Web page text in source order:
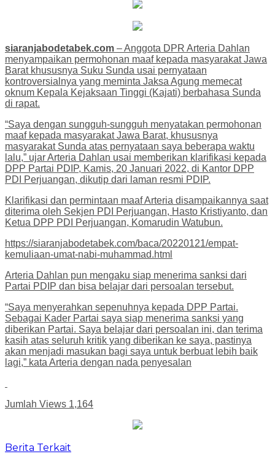
siaranjabodetabek.com – Anggota DPR Arteria Dahlan
menyampaikan permohonan maaf kepada masyarakat Jawa
Barat khususnya Suku Sunda usai pernyataan
kontroversialnya yang meminta Jaksa Agung memecat
oknum Kepala Kejaksaan Tinggi (Kajati) berbahasa Sunda
di rapat.
“Saya dengan sungguh-sungguh menyatakan permohonan
maaf kepada masyarakat Jawa Barat, khususnya
masyarakat Sunda atas pernyataan saya beberapa waktu
lalu,” ujar Arteria Dahlan usai memberikan klarifikasi kepada
DPP Partai PDIP, Kamis, 20 Januari 2022, di Kantor DPP
PDI Perjuangan, dikutip dari laman resmi PDIP.
Klarifikasi dan permintaan maaf Arteria disampaikannya saat
diterima oleh Sekjen PDI Perjuangan, Hasto Kristiyanto, dan
Ketua DPP PDI Perjuangan, Komarudin Watubun.
https://siaranjabodetabek.com/baca/20220121/empat-
kemuliaan-umat-nabi-muhammad.html
Arteria Dahlan pun mengaku siap menerima sanksi dari
Partai PDIP dan bisa belajar dari persoalan tersebut.
“Saya menyerahkan sepenuhnya kepada DPP Partai.
Sebagai Kader Partai saya siap menerima sanksi yang
diberikan Partai. Saya belajar dari persoalan ini, dan terima
kasih atas seluruh kritik yang diberikan ke saya, pastinya
akan menjadi masukan bagi saya untuk berbuat lebih baik
lagi,” kata Arteria dengan nada penyesalan
Jumlah Views 1,164
Berita Terkait